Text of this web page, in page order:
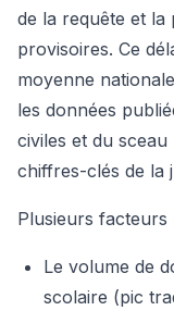
de la requête et la
provisoires. Ce
moyenne
les données
civiles et du
chiffres-clés de la
Plusieurs facteurs
Le volume de
scolaire (pic